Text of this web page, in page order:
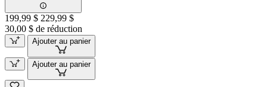
199,99 $ 229,99 $
30,00 $ de réduction
Ajouter au panier
Ajouter au panier